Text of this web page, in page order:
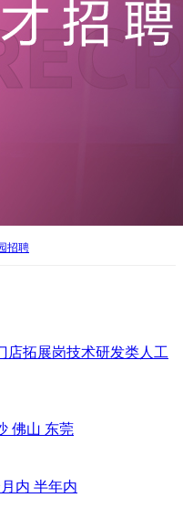
招聘
店拓展岗技术研发类人工
佛山 东莞
内 半年内